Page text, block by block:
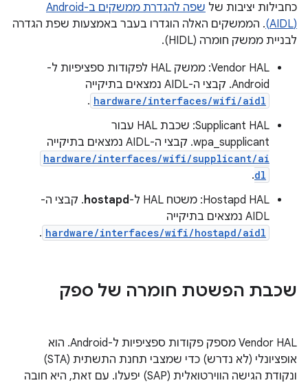
כחבילות יציבות של
(AIDL)
. הממשקים האלה הוגדרו בעבר באמצעות שפת הגדרה
לבניית ממשק חומרה (HIDL).
‫Vendor HAL: ממשק HAL לפקודות ספציפיות ל-
Android. קבצי ה-AIDL נמצאים בתיקייה
hardware/interfaces/wifi/aidl
.
‫Supplicant HAL: שכבת HAL עבור
wpa_supplicant. קבצי ה-AIDL נמצאים בתיקייה
hardware/interfaces/wifi/supplicant/ai
dl
.
‫Hostapd HAL: משטח HAL ל-
hostapd. קבצי ה-
AIDL נמצאים בתיקייה
hardware/interfaces/wifi/hostapd/aidl
.
שכבת הפשטת חומרה של ספק
‫Vendor HAL מספק פקודות ספציפיות ל-Android. הוא
אופציונלי (לא נדרש) כדי שמצבי תחנת התשתית (STA)
ונקודת הגישה הווירטואלית (SAP) יפעלו. עם זאת, היא חובה